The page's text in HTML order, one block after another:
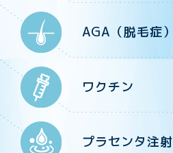
AGA（脱毛症）
ワクチン
プラセンタ注射